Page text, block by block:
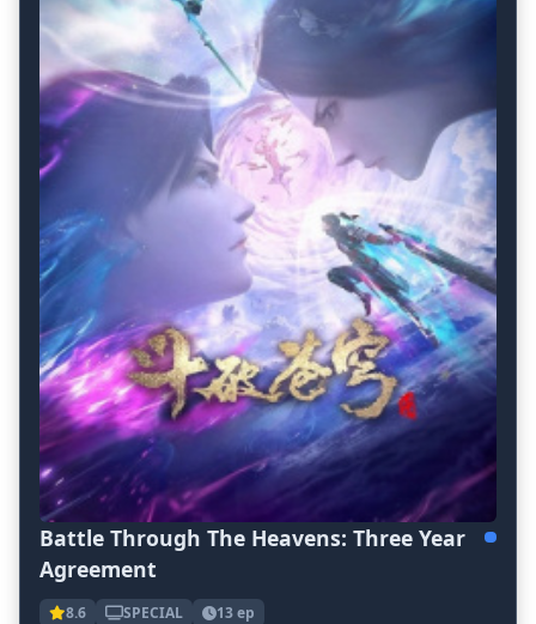
Battle Through The Heavens: Three Year
Agreement
8.6 SPECIAL 13 ep